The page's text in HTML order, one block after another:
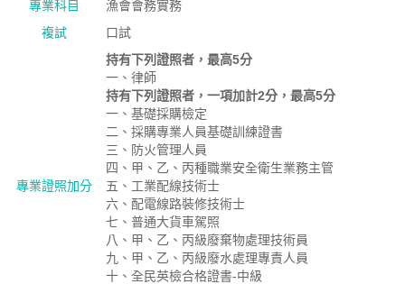
專業科目
漁會會務實務
複試
口試
專業證照加分
持有下列證照者，最高5分
一、律師
持有下列證照者，一項加計2分，最高5分
一、基礎採購檢定
二、採購專業人員基礎訓練證書
三、防火管理人員
四、甲、乙、丙種職業安全衛生業務主管
五、工業配線技術士
六、配電線路裝修技術士
七、普通大貨車駕照
八、甲、乙、丙級廢棄物處理技術員
九、甲、乙、丙級廢水處理專責人員
十、全民英檢合格證書-中級